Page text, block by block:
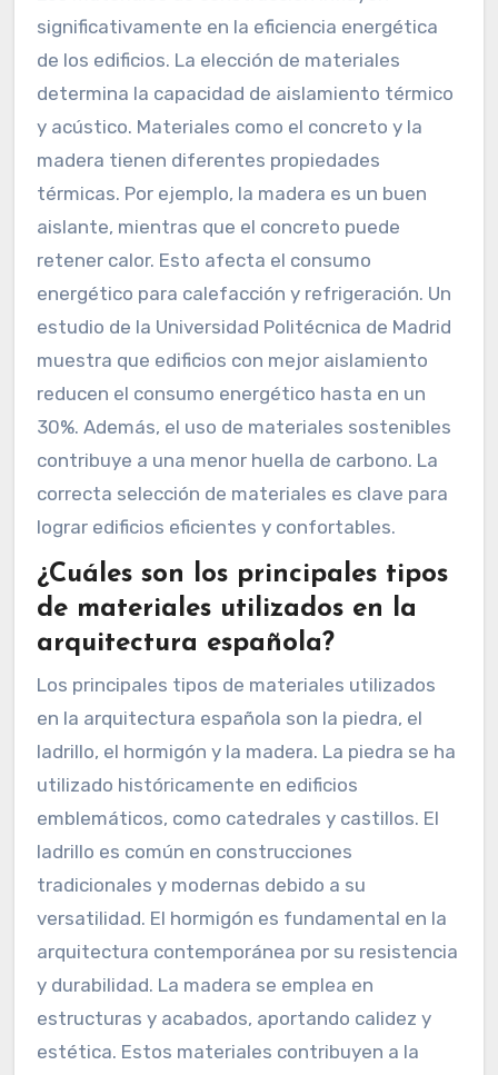
significativamente en la eficiencia energética
de los edificios. La elección de materiales
determina la capacidad de aislamiento térmico
y acústico. Materiales como el concreto y la
madera tienen diferentes propiedades
térmicas. Por ejemplo, la madera es un buen
aislante, mientras que el concreto puede
retener calor. Esto afecta el consumo
energético para calefacción y refrigeración. Un
estudio de la Universidad Politécnica de Madrid
muestra que edificios con mejor aislamiento
reducen el consumo energético hasta en un
30%. Además, el uso de materiales sostenibles
contribuye a una menor huella de carbono. La
correcta selección de materiales es clave para
lograr edificios eficientes y confortables.
¿Cuáles son los principales tipos
de materiales utilizados en la
arquitectura española?
Los principales tipos de materiales utilizados
en la arquitectura española son la piedra, el
ladrillo, el hormigón y la madera. La piedra se ha
utilizado históricamente en edificios
emblemáticos, como catedrales y castillos. El
ladrillo es común en construcciones
tradicionales y modernas debido a su
versatilidad. El hormigón es fundamental en la
arquitectura contemporánea por su resistencia
y durabilidad. La madera se emplea en
estructuras y acabados, aportando calidez y
estética. Estos materiales contribuyen a la